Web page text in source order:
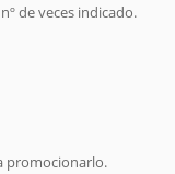
de veces indicado.
promocionarlo.